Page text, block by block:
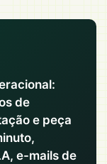
de
e peça
e-mails de